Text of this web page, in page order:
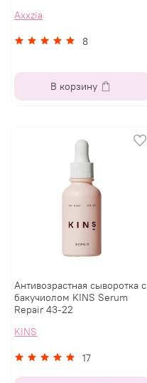
Axxzia
8
В корзину
Антивозрастная сыворотка с
бакучиолом KINS Serum
Repair 43-22
KINS
17